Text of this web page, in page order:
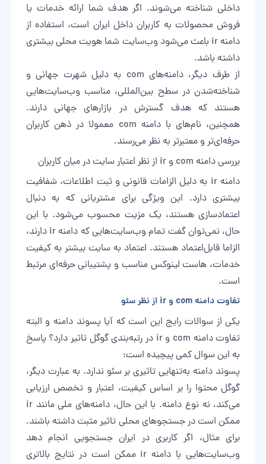
داخلی شناخته می‌شوند. اگر هدف شما ارائه خدمات یا
فروش محصولات به کاربران داخل ایران است، استفاده از
دامنه ir باعث می‌شود وب‌سایت شما هویت محلی بیشتری
داشته باشد.
از طرف دیگر، دامنه‌های com به دلیل شهرت جهانی و
شناخته‌شدن در سطح بین‌المللی، مناسب وب‌سایت‌هایی
هستند که هدف گسترش در بازارهای جهانی دارند.
همچنین، نام‌های با دامنه com معمولا در ذهن کاربران
حرفه‌ای‌تر و معتبرتر به نظر می‌رسند.
بررسی دامنه com و ir از نظر اعتبار سایت در میان کاربران
دامنه ir به دلیل الزامات قانونی و ثبت اطلاعات، شفافیت
بیشتری دارد. این ویژگی برای مشتریانی که به دنبال
اعتمادسازی هستند، یک مزیت محسوب می‌شود. با این
حال، نمی‌توان گفت تمام وب‌سایت‌هایی که دامنه ir دارند،
الزاما قابل‌اعتماد هستند. اعتماد به سایت بیشتر به کیفیت
خدمات، هاست لینوکس مناسب و پشتیبانی حرفه‌ای مرتبط
است.
تفاوت دامنه com و ir از نظر سئو
یکی از سوالات رایج این است که آیا پسوند دامنه و البته
تفاوت دامنه com و ir در رتبه‌بندی گوگل تاثیر دارد؟ پاسخ
به این سوال کمی پیچیده است:
پسوند دامنه به‌تنهایی تاثیری بر سئو ندارد. به عبارت دیگر،
گوگل محتوا را بر اساس کیفیت، اعتبار و تخصص ارزیابی
می‌کند، نه نوع دامنه. با این حال، دامنه‌های ملی مانند ir
ممکن است در جستجوهای محلی تاثیر مثبت داشته باشند.
برای مثال، اگر کاربری در ایران جستجویی انجام دهد
وب‌سایت‌هایی با دامنه ir ممکن است در نتایج بالاتری